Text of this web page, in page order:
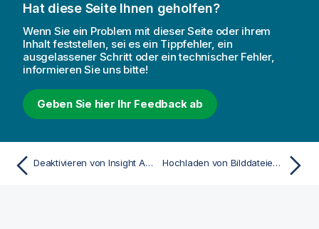
Hat diese Seite Ihnen geholfen?
Wenn Sie ein Problem mit dieser Seite oder ihrem
Inhalt feststellen, sei es ein Tippfehler, ein
ausgelassener Schritt oder ein technischer Fehler,
informieren Sie uns bitte!
Geben Sie hier Ihr Feedback ab
Deaktivieren von Insight Advisor Hochladen von Bilddateien in die Medien-Bibliothek